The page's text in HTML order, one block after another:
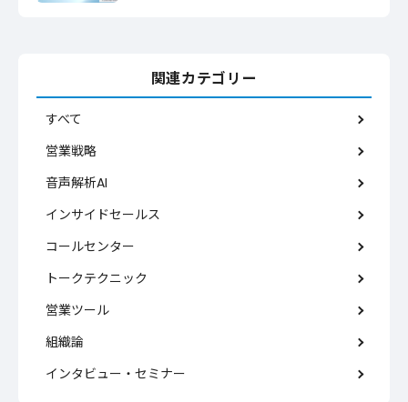
関連カテゴリー
すべて
営業戦略
音声解析AI
インサイドセールス
コールセンター
トークテクニック
営業ツール
組織論
インタビュー・セミナー